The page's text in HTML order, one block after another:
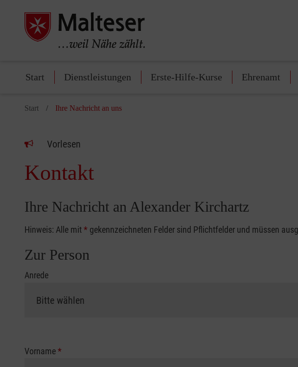
Start Dienstleistungen Erste-Hilfe-Kurse Ehrenamt
Start Ihre Nachricht an uns
Vorlesen
Kontakt
Ihre Nachricht an Alexander Kirchartz
Hinweis: Alle mit* gekennzeichneten Felder sind Pflichtfelder und müssen
Zur Person
Anrede
Vorname*